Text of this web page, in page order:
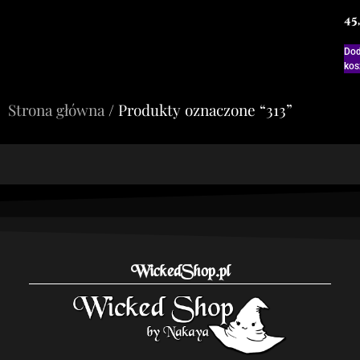
Strona główna / Produkty oznaczone “313”
WickedShop.pl